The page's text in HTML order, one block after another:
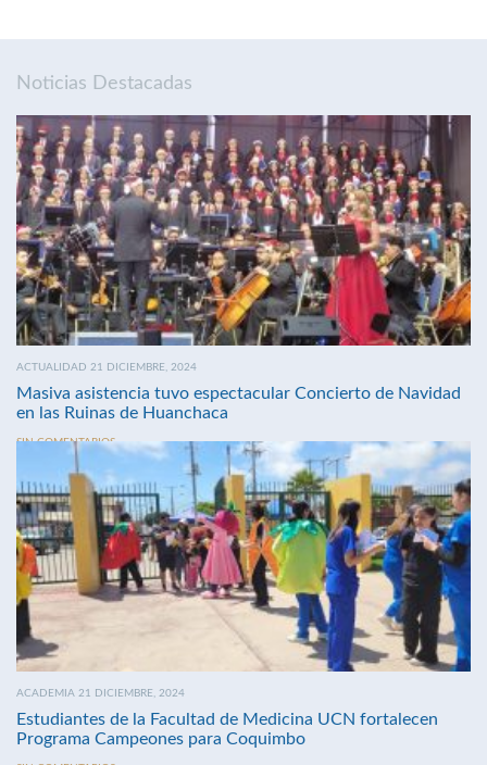
Noticias Destacadas
ACTUALIDAD 21 DICIEMBRE, 2024
Masiva asistencia tuvo espectacular Concierto de Navidad
en las Ruinas de Huanchaca
SIN COMENTARIOS
ACADEMIA 21 DICIEMBRE, 2024
Estudiantes de la Facultad de Medicina UCN fortalecen
Programa Campeones para Coquimbo